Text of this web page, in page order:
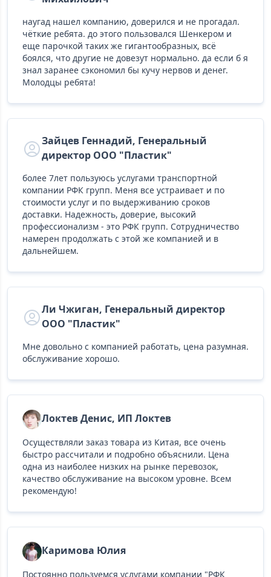
наугад нашел компанию, доверился и не прогадал.
чёткие ребята. до этого пользовался Шенкером и
еще парочкой таких же гигантообразных, всё
боялся, что другие не довезут нормально. да если б я
знал заранее сэкономил бы кучу нервов и денег.
Молодцы ребята!
Зайцев Геннадий, Генеральный
директор ООО "Пластик"
более 7лет пользуюсь услугами транспортной
компании РФК групп. Меня все устраивает и по
стоимости услуг и по выдерживанию сроков
доставки. Надежность, доверие, высокий
профессионализм - это РФК групп. Сотрудничество
намерен продолжать с этой же компанией и в
дальнейшем.
Ли Чжиган, Генеральный директор
ООО "Пластик"
Мне довольно с компанией работать, цена разумная.
обслуживание хорошо.
Локтев Денис, ИП Локтев
Осуществляли заказ товара из Китая, все очень
быстро рассчитали и подробно объяснили. Цена
одна из наиболее низких на рынке перевозок,
качество обслуживание на высоком уровне. Всем
рекомендую!
Каримова Юлия
Постоянно пользуемся услугами компании "РФК